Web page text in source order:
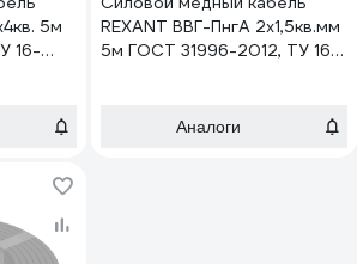
5м
16-
5
REXANT ВВГ-ПнгА 2x1,5кв.мм
5м ГОСТ 31996-2012, ТУ 16-
Аналоги